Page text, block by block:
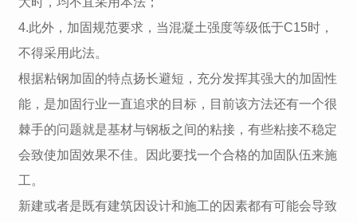
4.此外，加固规范要求，当混凝土强度等级低于C15时，
不得采用此法。
根据粘钢加固的特点扬长避短，充分发挥其强大的加固性
能，是加固行业一直追求的目标，目前该方法还有一个很
棘手的问题就是基材与钢板之间的粘接，有些粘接不稳定
会致使加固效果不佳。因此要找一个合格的加固队伍来施
工。
新建或者是既有建筑因设计和施工的因素都有可能会导致